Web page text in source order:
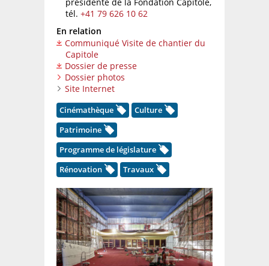
tél. +41 79 626 10 62
En relation
Communiqué Visite de chantier du
Capitole
Dossier de presse
Dossier photos
Site Internet
Cinémathèque
Culture
Patrimoine
Programme de législature
Rénovation
Travaux